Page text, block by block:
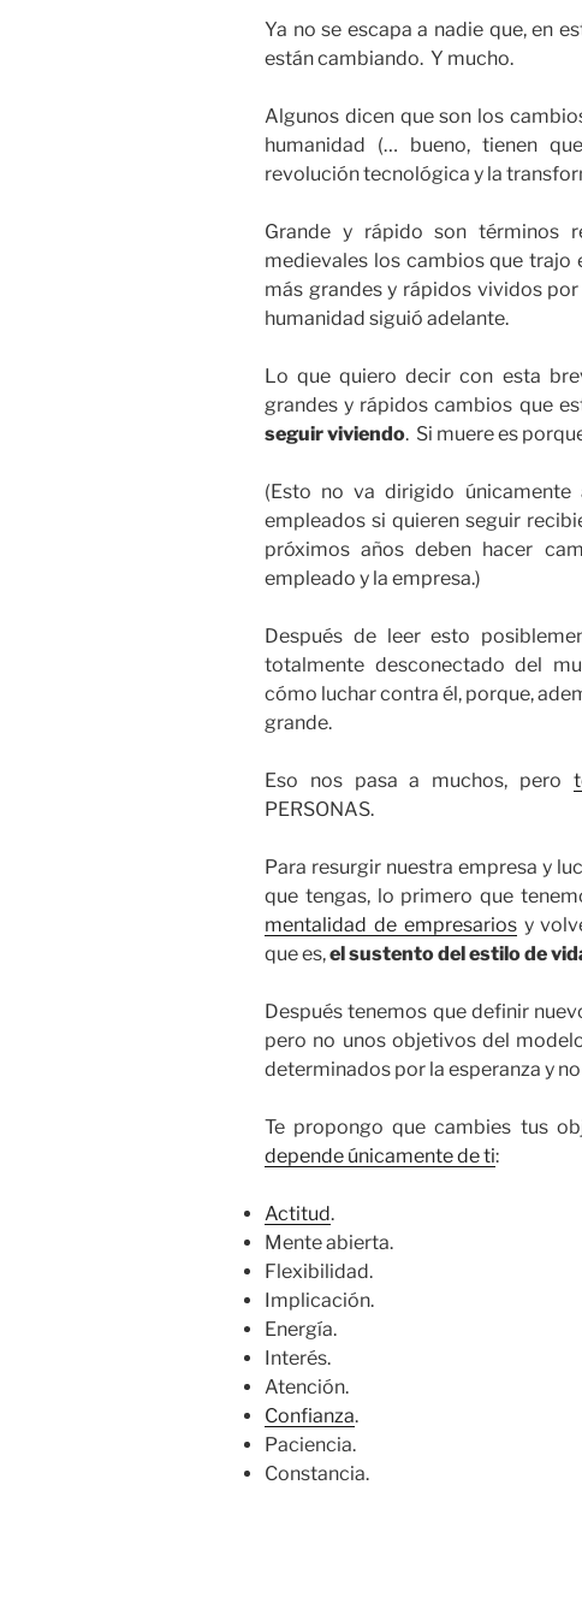
Ya no se escapa a nadie que, en
están cambiando. Y mucho.
Algunos dicen que son los
humanidad (… bueno, tienen
revolución tecnológica y la
Grande y rápido son términos
medievales los cambios que trajo
más grandes y rápidos vividos
humanidad siguió adelante.
Lo que quiero decir con esta
grandes y rápidos cambios que
seguir viviendo. Si muere es
(Esto no va dirigido
empleados si quieren seguir
próximos años deben hacer
empleado y la empresa.)
Después de leer esto
totalmente desconectado del
cómo luchar contra él, porque,
grande.
Eso nos pasa a muchos, pero
PERSONAS.
Para resurgir nuestra empresa y
que tengas, lo primero que
mentalidad de empresariosy
que es,el sustento del estilo de
Después tenemos que definir
pero no unos objetivos del
determinados por la esperanza y
Te propongo que cambies tus
depende únicamente de ti:
Actitud.
Mente abierta.
Flexibilidad.
Implicación.
Energía.
Interés.
Atención.
Confianza.
Paciencia.
Constancia.